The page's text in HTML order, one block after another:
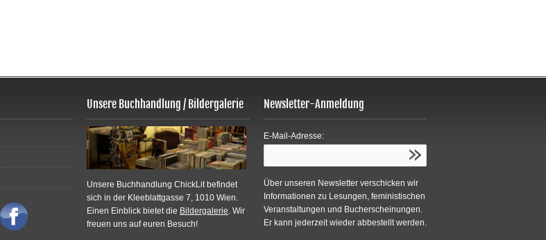
Unsere Buchhandlung / Bildergalerie
Unsere Buchhandlung ChickLit befindet
sich in der Kleeblattgasse 7, 1010 Wien.
Einen Einblick bietet die Bildergalerie. Wir
freuen uns auf euren Besuch!
Newsletter-Anmeldung
E-Mail-Adresse:
Über unseren Newsletter verschicken wir
Informationen zu Lesungen, feministischen
Veranstaltungen und Bucherscheinungen.
Er kann jederzeit wieder abbestellt werden.